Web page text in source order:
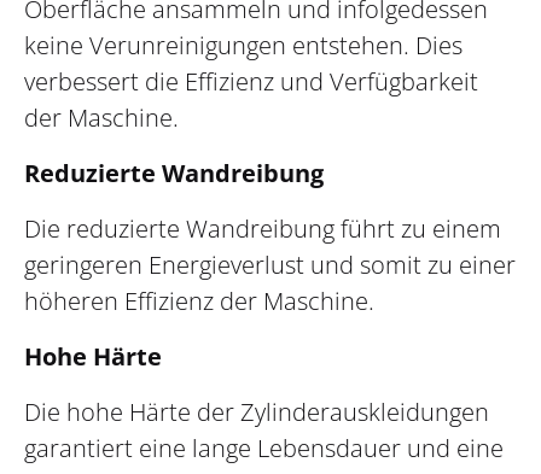
Oberfläche ansammeln und infolgedessen
keine Verunreinigungen entstehen. Dies
verbessert die Effizienz und Verfügbarkeit
der Maschine.
Reduzierte Wandreibung
Die reduzierte Wandreibung führt zu einem
geringeren Energieverlust und somit zu einer
höheren Effizienz der Maschine.
Hohe Härte
Die hohe Härte der Zylinderauskleidungen
garantiert eine lange Lebensdauer und eine